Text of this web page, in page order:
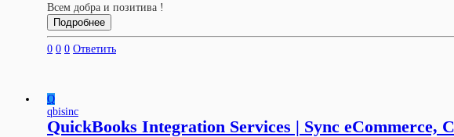
Всем добра и позитива !
Подробнее
0 0 0 Ответить
Q
qbisinc
QuickBooks Integration Services | Sync